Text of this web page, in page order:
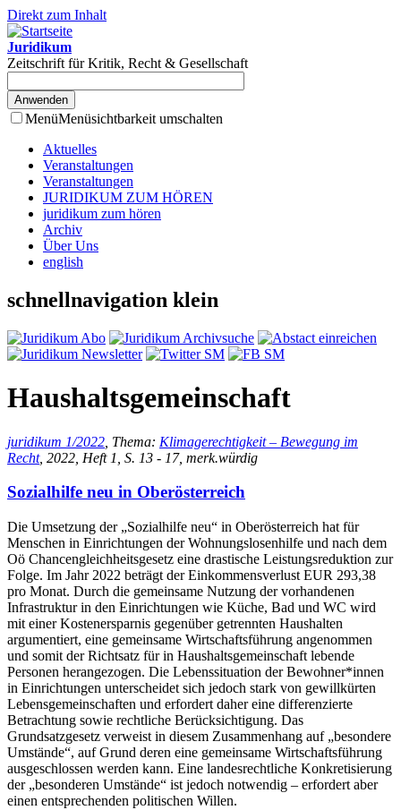
Direkt zum Inhalt
Juridikum
Zeitschrift für Kritik, Recht & Gesellschaft
MenüMenüsichtbarkeit umschalten
Aktuelles
Veranstaltungen
Veranstaltungen
JURIDIKUM ZUM HÖREN
juridikum zum hören
Archiv
Über Uns
english
schnellnavigation klein
Haushaltsgemeinschaft
juridikum 1/2022 , Thema: Klimagerechtigkeit – Bewegung im
Recht, 2022, Heft 1, S. 13 - 17, merk.würdig
Sozialhilfe neu in Oberösterreich
Die Umsetzung der „Sozialhilfe neu“ in Oberösterreich hat für
Menschen in Einrichtungen der Wohnungslosenhilfe und nach dem
Oö Chancengleichheitsgesetz eine drastische Leistungsreduktion zur
Folge. Im Jahr 2022 beträgt der Einkommensverlust EUR 293,38
pro Monat. Durch die gemeinsame Nutzung der vorhandenen
Infrastruktur in den Einrichtungen wie Küche, Bad und WC wird
mit einer Kostenersparnis gegenüber getrennten Haushalten
argumentiert, eine gemeinsame Wirtschaftsführung angenommen
und somit der Richtsatz für in Haushaltsgemeinschaft lebende
Personen herangezogen. Die Lebenssituation der Bewohner*innen
in Einrichtungen unterscheidet sich jedoch stark von gewillkürten
Lebensgemeinschaften und erfordert daher eine differenzierte
Betrachtung sowie rechtliche Berücksichtigung. Das
Grundsatzgesetz verweist in diesem Zusammenhang auf „besondere
Umstände“, auf Grund deren eine gemeinsame Wirtschaftsführung
ausgeschlossen werden kann. Eine landesrechtliche Konkretisierung
der „besonderen Umstände“ ist jedoch notwendig – erfordert aber
einen entsprechenden politischen Willen.